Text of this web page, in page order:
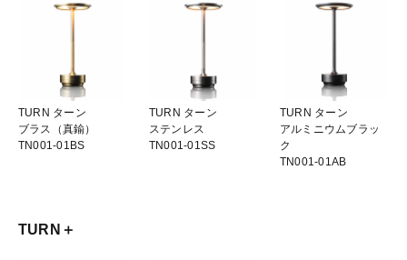
TURN ターン
ブラス（真鍮）
TN001-01BS
TURN ターン
ステンレス
TN001-01SS
TURN ターン
アルミニウムブラッ
ク
TN001-01AB
TURN＋